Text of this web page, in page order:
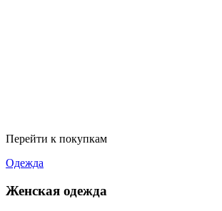
Перейти к покупкам
Одежда
Женская одежда